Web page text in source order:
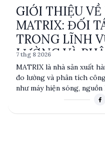
GIỚI THIỆU
MATRIX: ĐỐI
TRONG LĨNH
LƯỜNG VÀ
SUẤT
7 thg 8 2026
MATRIX là nhà sản xuất
đo lường và phân tích
như máy hiện sóng,
đo lường khác. Với sự